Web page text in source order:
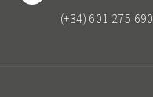
(+34) 601 275 690